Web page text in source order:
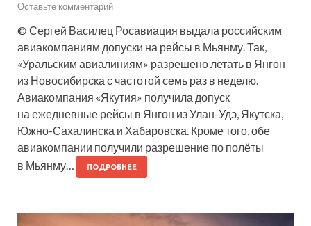
Оставьте комментарий
© Сергей Василец Росавиация выдала российским
авиакомпаниям допуски на рейсы в Мьянму. Так,
«Уральским авиалиниям» разрешено летать в Янгон
из Новосибирска с частотой семь раз в неделю.
Авиакомпания «Якутия» получила допуск
на ежедневные рейсы в Янгон из Улан-Удэ, Якутска,
Южно-Сахалинска и Хабаровска. Кроме того, обе
авиакомпании получили разрешение по полёты
в Мьянму…
ПОДРОБНЕЕ